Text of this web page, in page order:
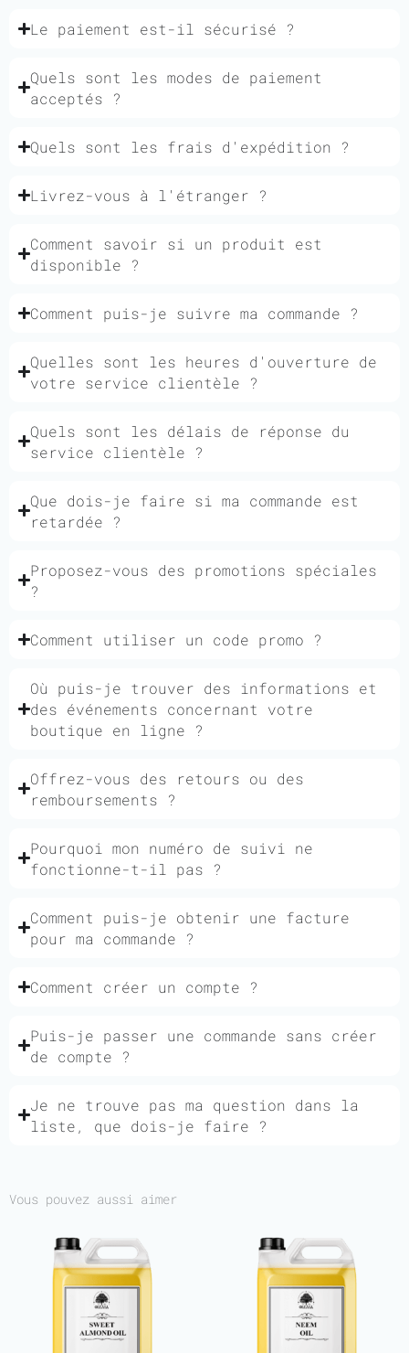
Le paiement est-il sécurisé ?
Quels sont les modes de paiement
acceptés ?
Quels sont les frais d'expédition ?
Livrez-vous à l'étranger ?
Comment savoir si un produit est
disponible ?
Comment puis-je suivre ma commande ?
Quelles sont les heures d'ouverture de
votre service clientèle ?
Quels sont les délais de réponse du
service clientèle ?
Que dois-je faire si ma commande est
retardée ?
Proposez-vous des promotions spéciales
?
Comment utiliser un code promo ?
Où puis-je trouver des informations et
des événements concernant votre
boutique en ligne ?
Offrez-vous des retours ou des
remboursements ?
Pourquoi mon numéro de suivi ne
fonctionne-t-il pas ?
Comment puis-je obtenir une facture
pour ma commande ?
Comment créer un compte ?
Puis-je passer une commande sans créer
de compte ?
Je ne trouve pas ma question dans la
liste, que dois-je faire ?
Vous pouvez aussi aimer